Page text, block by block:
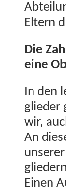
Eltern
Die
eine
In den
glieder
wir,
An
Einen